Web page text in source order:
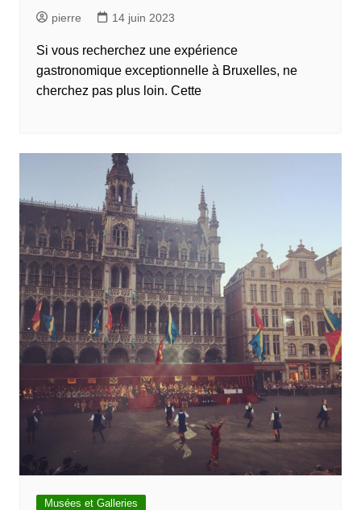
pierre 14 juin 2023
Si vous recherchez une expérience
gastronomique exceptionnelle à Bruxelles, ne
cherchez pas plus loin. Cette
Musées et Galleries